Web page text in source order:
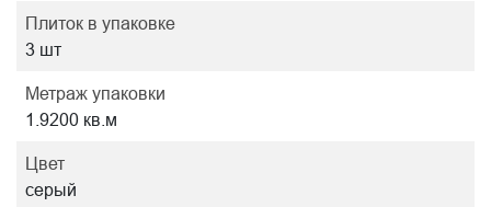
Плиток в упаковке
3 шт
Метраж упаковки
1.9200 кв.м
Цвет
серый